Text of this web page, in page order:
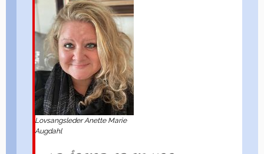
Lovsangsleder Anette Marie
Augdahl